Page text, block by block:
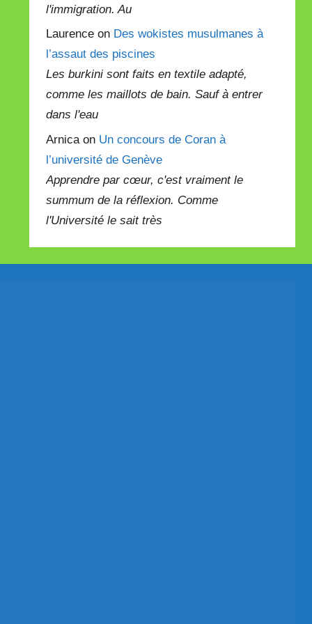
l'immigration. Au
Laurence on Des wokistes musulmanes à
l’assaut des piscines
Les burkini sont faits en textile adapté,
comme les maillots de bain. Sauf à entrer
dans l'eau
Arnica on Un concours de Coran à
l’université de Genève
Apprendre par cœur, c'est vraiment le
summum de la réflexion. Comme
l'Université le sait très